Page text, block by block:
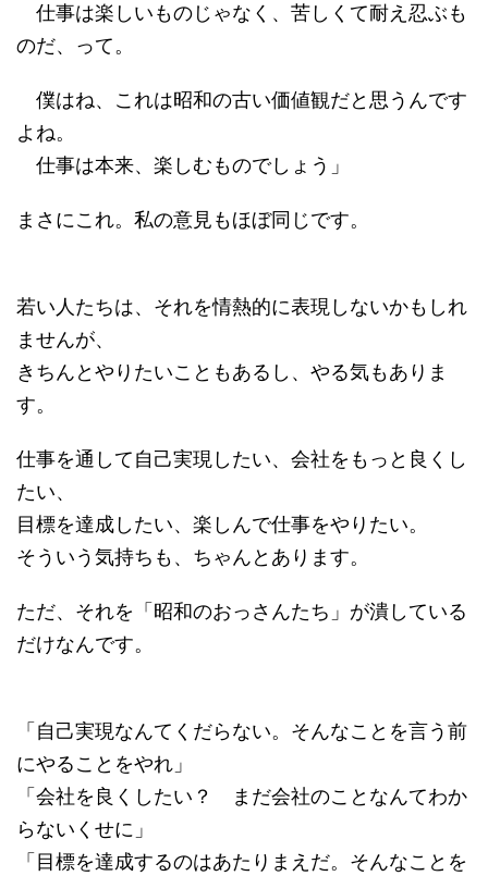
仕事は楽しいものじゃなく、苦しくて耐え忍ぶも
のだ、って。
僕はね、これは昭和の古い価値観だと思うんです
よね。
仕事は本来、楽しむものでしょう」
まさにこれ。私の意見もほぼ同じです。
若い人たちは、それを情熱的に表現しないかもしれ
ませんが、
きちんとやりたいこともあるし、やる気もありま
す。
仕事を通して自己実現したい、会社をもっと良くし
たい、
目標を達成したい、楽しんで仕事をやりたい。
そういう気持ちも、ちゃんとあります。
ただ、それを「昭和のおっさんたち」が潰している
だけなんです。
「自己実現なんてくだらない。そんなことを言う前
にやることをやれ」
「会社を良くしたい？ まだ会社のことなんてわか
らないくせに」
「目標を達成するのはあたりまえだ。そんなことを